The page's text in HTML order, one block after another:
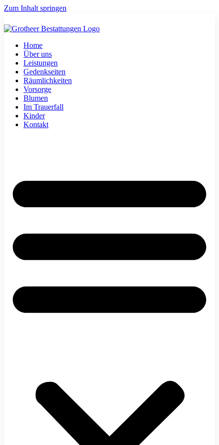
Zum Inhalt springen
Home
Über uns
Leistungen
Gedenkseiten
Räumlichkeiten
Vorsorge
Blumen
Im Trauerfall
Kinder
Kontakt